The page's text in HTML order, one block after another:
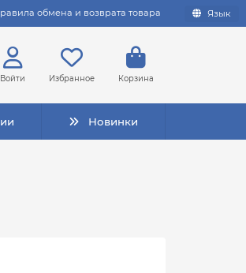
обмена и возврата товара Язык
Войти Избранное Корзина
Новинки